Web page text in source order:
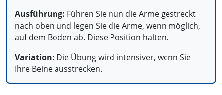
Ausführung: Führen Sie nun die Arme gestreckt
nach oben und legen Sie die Arme, wenn möglich,
auf dem Boden ab. Diese Position halten.
Variation: Die Übung wird intensiver, wenn Sie
Ihre Beine ausstrecken.